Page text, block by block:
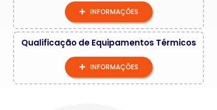
INFORMAÇÕES
Qualificação de Equipamentos Térmicos
INFORMAÇÕES